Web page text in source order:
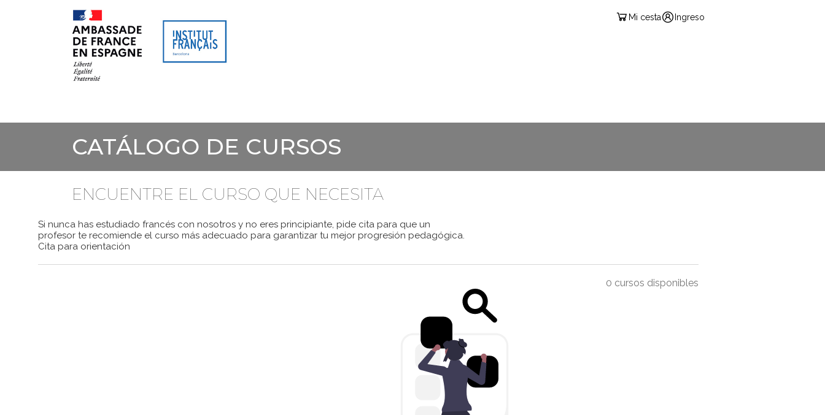
Mi cesta Ingreso
CATÁLOGO DE CURSOS
ENCUENTRE EL CURSO QUE NECESITA
Si nunca has estudiado francés con nosotros y no eres principiante, pide cita para que un
profesor te recomiende el curso más adecuado para garantizar tu mejor progresión pedagógica.
Cita para orientación
0 cursos disponibles